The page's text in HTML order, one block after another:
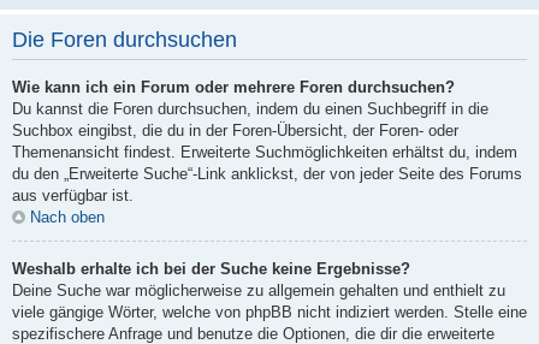
Die Foren durchsuchen
Wie kann ich ein Forum oder mehrere Foren durchsuchen?
Du kannst die Foren durchsuchen, indem du einen Suchbegriff in die
Suchbox eingibst, die du in der Foren-Übersicht, der Foren- oder
Themenansicht findest. Erweiterte Suchmöglichkeiten erhältst du, indem
du den „Erweiterte Suche“-Link anklickst, der von jeder Seite des Forums
aus verfügbar ist.
Nach oben
Weshalb erhalte ich bei der Suche keine Ergebnisse?
Deine Suche war möglicherweise zu allgemein gehalten und enthielt zu
viele gängige Wörter, welche von phpBB nicht indiziert werden. Stelle eine
spezifischere Anfrage und benutze die Optionen, die dir die erweiterte